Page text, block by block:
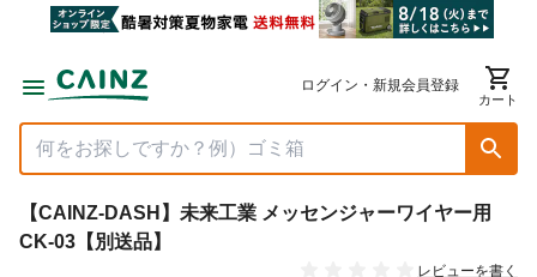
ログイン・新規会員登録
カート
【CAINZ-DASH】未来工業 メッセンジャーワイヤー用
CK-03【別送品】
レビューを書く